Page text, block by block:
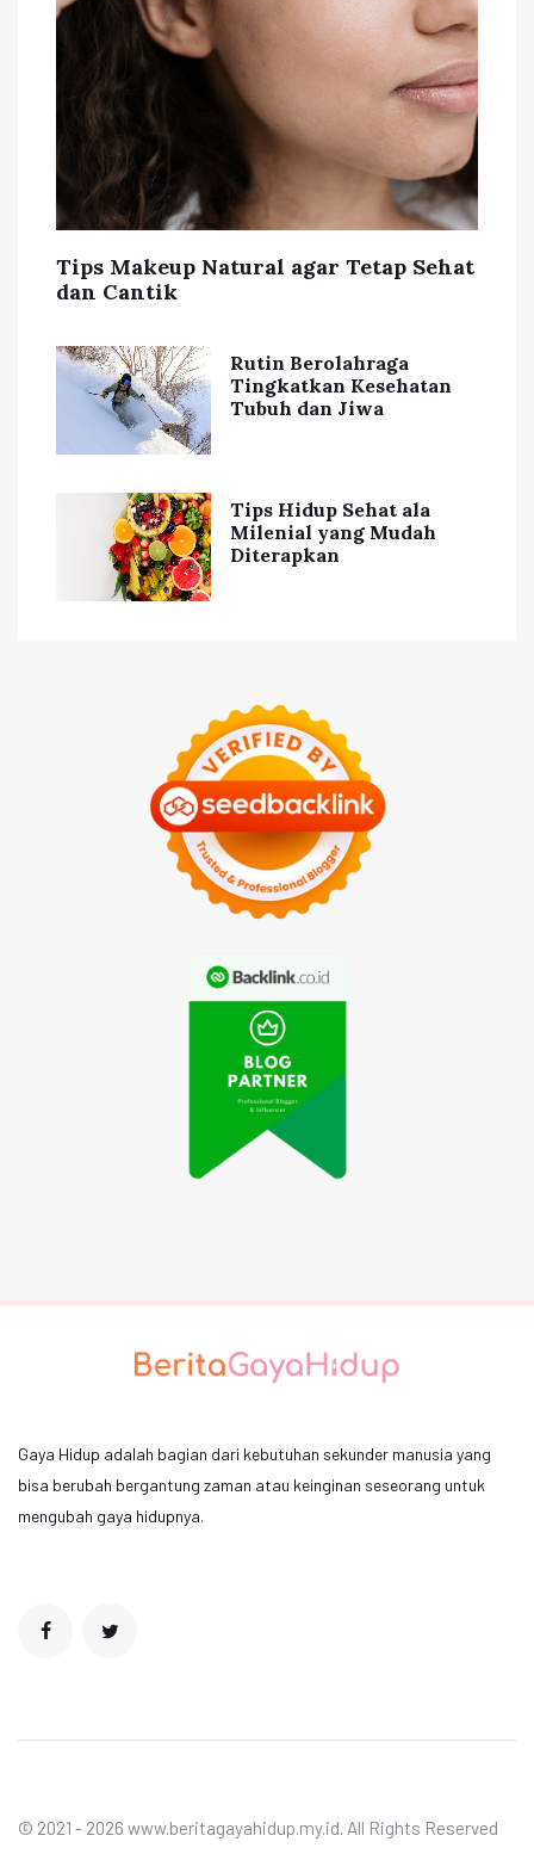
Tips Makeup Natural agar Tetap Sehat
dan Cantik
Rutin Berolahraga
Tingkatkan Kesehatan
Tubuh dan Jiwa
Tips Hidup Sehat ala
Milenial yang Mudah
Diterapkan
Gaya Hidup adalah bagian dari kebutuhan sekunder manusia yang
bisa berubah bergantung zaman atau keinginan seseorang untuk
mengubah gaya hidupnya.
© 2021 - 2026 www.beritagayahidup.my.id. All Rights Reserved